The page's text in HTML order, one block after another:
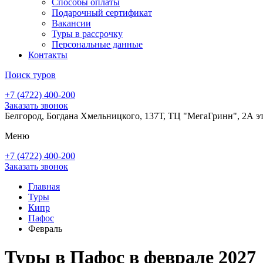
Подарочный сертификат
Вакансии
Туры в рассрочку
Персональные данные
Контакты
Поиск туров
+7 (4722) 400-200
Заказать звонок
Белгород, Богдана Хмельницкого, 137Т, ТЦ "МегаГринн", 2А
Меню
+7 (4722) 400-200
Заказать звонок
Главная
Туры
Кипр
Пафос
Февраль
Туры в Пафос в феврале 2027